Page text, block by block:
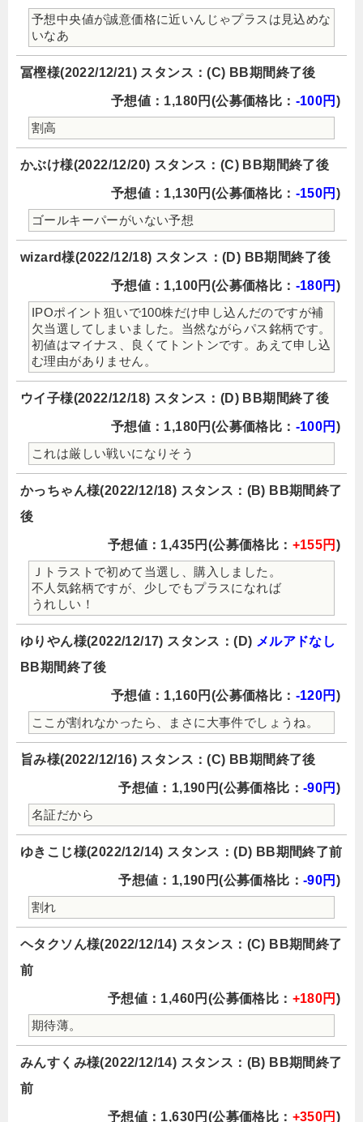
予想中央値が誠意価格に近いんじゃプラスは見込めな
いなあ
冨樫様(2022/12/21) スタンス：(C) BB期間終了後
予想値：1,180円(公募価格比： -100円 )
割高
かぶけ様(2022/12/20) スタンス：(C) BB期間終了後
予想値：1,130円(公募価格比： -150円 )
ゴールキーパーがいない予想
wizard様(2022/12/18) スタンス：(D) BB期間終了後
予想値：1,100円(公募価格比： -180円 )
IPOポイント狙いで100株だけ申し込んだのですが補
欠当選してしまいました。当然ながらパス銘柄です。
初値はマイナス、良くてトントンです。あえて申し込
む理由がありません。
ウイ子様(2022/12/18) スタンス：(D) BB期間終了後
予想値：1,180円(公募価格比： -100円 )
これは厳しい戦いになりそう
かっちゃん様(2022/12/18) スタンス：(B) BB期間終了
後
予想値：1,435円(公募価格比： +155円 )
Ｊトラストで初めて当選し、購入しました。
不人気銘柄ですが、少しでもプラスになれば
うれしい！
ゆりやん様(2022/12/17) スタンス：(D) メルアドなし
BB期間終了後
予想値：1,160円(公募価格比： -120円 )
ここが割れなかったら、まさに大事件でしょうね。
旨み様(2022/12/16) スタンス：(C) BB期間終了後
予想値：1,190円(公募価格比： -90円 )
名証だから
ゆきこじ様(2022/12/14) スタンス：(D) BB期間終了前
予想値：1,190円(公募価格比： -90円 )
割れ
ヘタクソん様(2022/12/14) スタンス：(C) BB期間終了
前
予想値：1,460円(公募価格比： +180円 )
期待薄。
みんすくみ様(2022/12/14) スタンス：(B) BB期間終了
前
予想値：1,630円(公募価格比： +350円 )